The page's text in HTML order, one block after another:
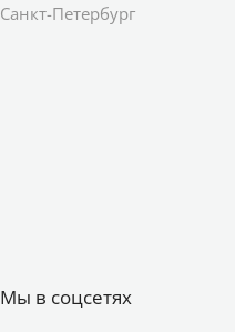
Санкт-Петербург
Мы в соцсетях